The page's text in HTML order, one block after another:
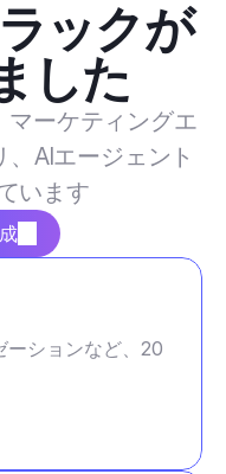
ックが
した
ーケティングエ
AIエージェント
います
ーションなど、20